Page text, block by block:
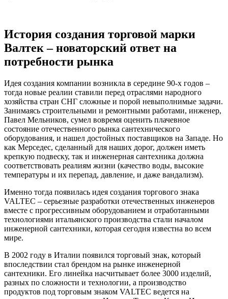
История создания торговой марки
Валтек – новаторский ответ на
потребности рынка
Идея создания компании возникла в середине 90-х годов –
тогда новые реалии ставили перед отраслями народного
хозяйства стран СНГ сложные и порой невыполнимые задачи.
Занимаясь строительными и ремонтными работами, инженер,
Павел Мельников, сумел вовремя оценить плачевное
состояние отечественного рынка сантехнического
оборудования, и нашел достойных поставщиков на Западе. Но
как Мерседес, сделанный для наших дорог, должен иметь
крепкую подвеску, так и инженерная сантехника должна
соответствовать реалиям жизни (качество воды, высокие
температуры и их перепад, давление, и даже вандализм).
Именно тогда появилась идея создания торгового знака
VALTEC – серьезные разработки отечественных инженеров
вместе с прогрессивным оборудованием и отработанными
технологиями итальянского производства стали началом
инженерной сантехники, которая сегодня известна во всем
мире.
В 2002 году в Италии появился торговый знак, который
впоследствии стал брендом на рынке инженерной
сантехники. Его линейка насчитывает более 3000 изделий,
разных по сложности и технологии, а производство
продуктов под торговым знаком VALTEC ведется на